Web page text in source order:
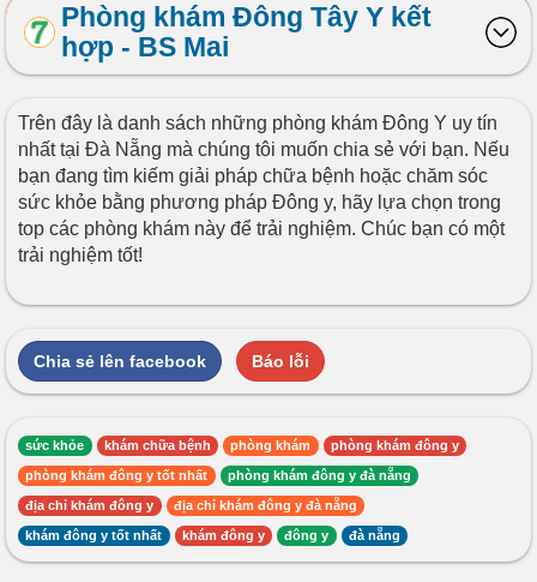
Phòng khám Đông Tây Y kết
hợp - BS Mai
Trên đây là danh sách những phòng khám Đông Y uy tín
nhất tại Đà Nẵng mà chúng tôi muốn chia sẻ với bạn. Nếu
bạn đang tìm kiếm giải pháp chữa bệnh hoặc chăm sóc
sức khỏe bằng phương pháp Đông y, hãy lựa chọn trong
top các phòng khám này để trải nghiệm. Chúc bạn có một
trải nghiệm tốt!
Chia sẻ lên facebook Báo lỗi
sức khỏe khám chữa bệnh phòng khám phòng khám đông y
phòng khám đông y tốt nhất phòng khám đông y đà nẵng
địa chỉ khám đông y địa chỉ khám đông y đà nẵng
khám đông y tốt nhất khám đông y đông y đà nẵng